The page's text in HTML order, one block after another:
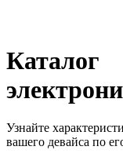
Каталог
Узнайте
вашего девайса по